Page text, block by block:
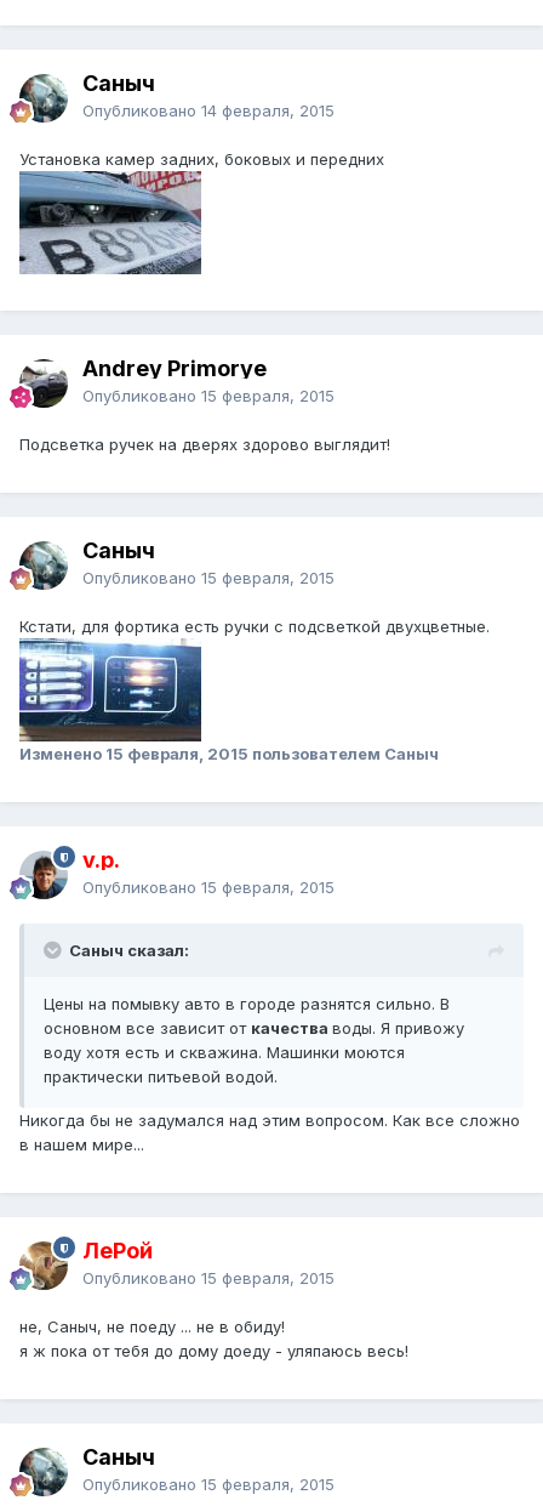
Саныч
Опубликовано 14 февраля, 2015
Установка камер задних, боковых и передних
Andrey Primorye
Опубликовано 15 февраля, 2015
Подсветка ручек на дверях здорово выглядит!
Саныч
Опубликовано 15 февраля, 2015
Кстати, для фортика есть ручки с подсветкой двухцветные.
Изменено 15 февраля, 2015 пользователем Саныч
v.p.
Опубликовано 15 февраля, 2015
Саныч сказал:
Цены на помывку авто в городе разнятся сильно. В
основном все зависит от качества воды. Я привожу
воду хотя есть и скважина. Машинки моются
практически питьевой водой.
Никогда бы не задумался над этим вопросом. Как все сложно
в нашем мире...
ЛеРой
Опубликовано 15 февраля, 2015
не, Саныч, не поеду ... не в обиду!
я ж пока от тебя до дому доеду - уляпаюсь весь!
Саныч
Опубликовано 15 февраля, 2015